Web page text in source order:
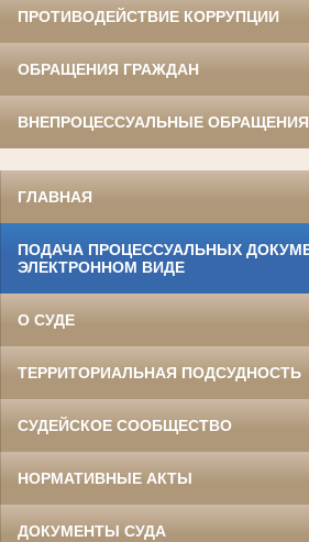
ПРОТИВОДЕЙСТВИЕ КОРРУПЦИИ
ОБРАЩЕНИЯ ГРАЖДАН
ВНЕПРОЦЕССУАЛЬНЫЕ ОБРАЩЕНИЯ
ГЛАВНАЯ
ПОДАЧА ПРОЦЕССУАЛЬНЫХ
ЭЛЕКТРОННОМ ВИДЕ
О СУДЕ
ТЕРРИТОРИАЛЬНАЯ ПОДСУДНОСТЬ
СУДЕЙСКОЕ СООБЩЕСТВО
НОРМАТИВНЫЕ АКТЫ
ДОКУМЕНТЫ СУДА